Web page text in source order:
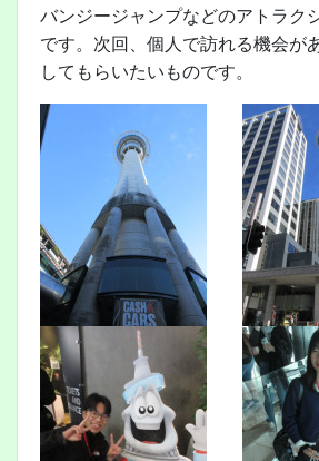
バンジージャンプなどのアトラク
です。次回、個人で訪れる機会が
してもらいたいものです。